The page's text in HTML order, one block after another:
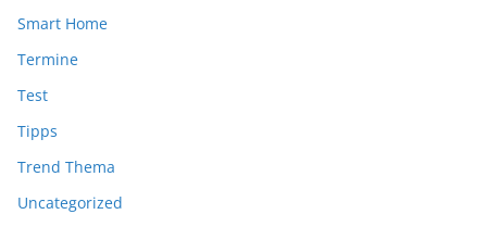
Smart Home
Termine
Test
Tipps
Trend Thema
Uncategorized